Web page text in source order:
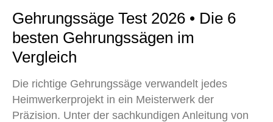
Gehrungssäge Test 2026 • Die 6
besten Gehrungssägen im
Vergleich
Die richtige Gehrungssäge verwandelt jedes
Heimwerkerprojekt in ein Meisterwerk der
Präzision. Unter der sachkundigen Anleitung von